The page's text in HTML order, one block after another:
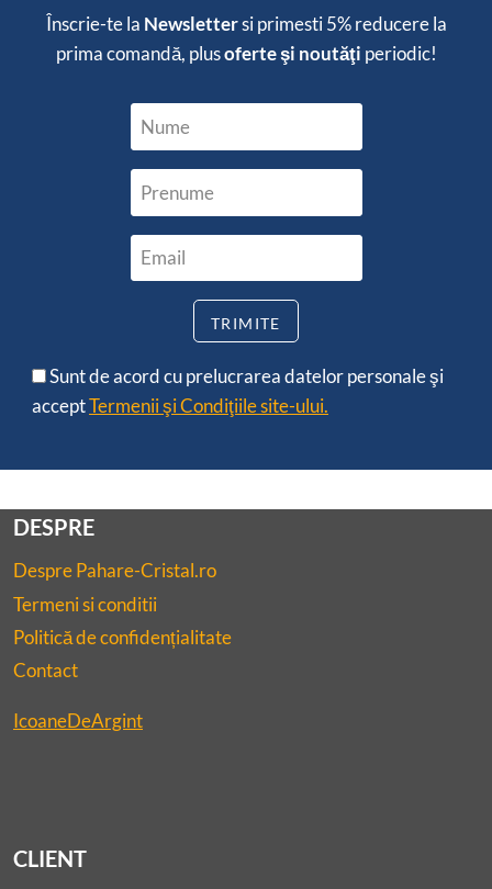
Înscrie-te la Newslettersi primesti5% reducerela
prima comandă, plusoferte şi noutăţi periodic!
Sunt de acord cu prelucrarea datelor personale şi
acceptTermenii şi Condiţiile site-ului.
DESPRE
Despre Pahare-Cristal.ro
Termeni si conditii
Politică de confidențialitate
Contact
IcoaneDeArgint
CLIENT